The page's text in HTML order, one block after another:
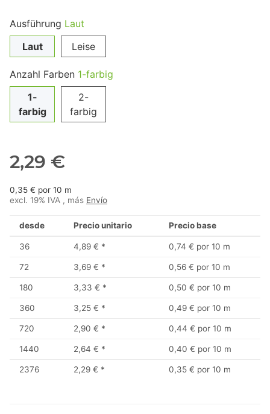
Ausführung Laut
Laut
Leise
Anzahl Farben 1-farbig
1-
farbig
2-
farbig
2,29 €
0,35 € por 10 m
excl. 19% IVA , más Envío
desde Precio unitario Precio base
36 4,89 € * 0,74 € por 10 m
72 3,69 € * 0,56 € por 10 m
180 3,33 € * 0,50 € por 10 m
360 3,25 € * 0,49 € por 10 m
720 2,90 € * 0,44 € por 10 m
1440 2,64 € * 0,40 € por 10 m
2376 2,29 € * 0,35 € por 10 m